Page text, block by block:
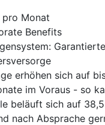
Monat
Benefits
erhöhen sich auf
im Voraus - so
beläuft sich auf
nach Absprache